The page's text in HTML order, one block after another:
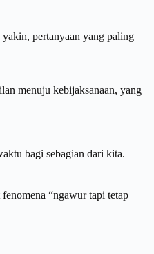
pertanyaan yang paling
menuju kebijaksanaan, yang
bagi sebagian dari kita.
“ngawur tapi tetap